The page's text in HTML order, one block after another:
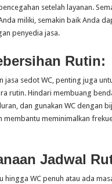
setelah layanan.
miliki, semakin baik Anda
penyedia jasa.
Rutin:
jasa sedot WC, penting juga
rutin. Hindari membuang
dan gunakan WC dengan
membantu meminimalkan
Jadwal
hingga WC penuh atau ada